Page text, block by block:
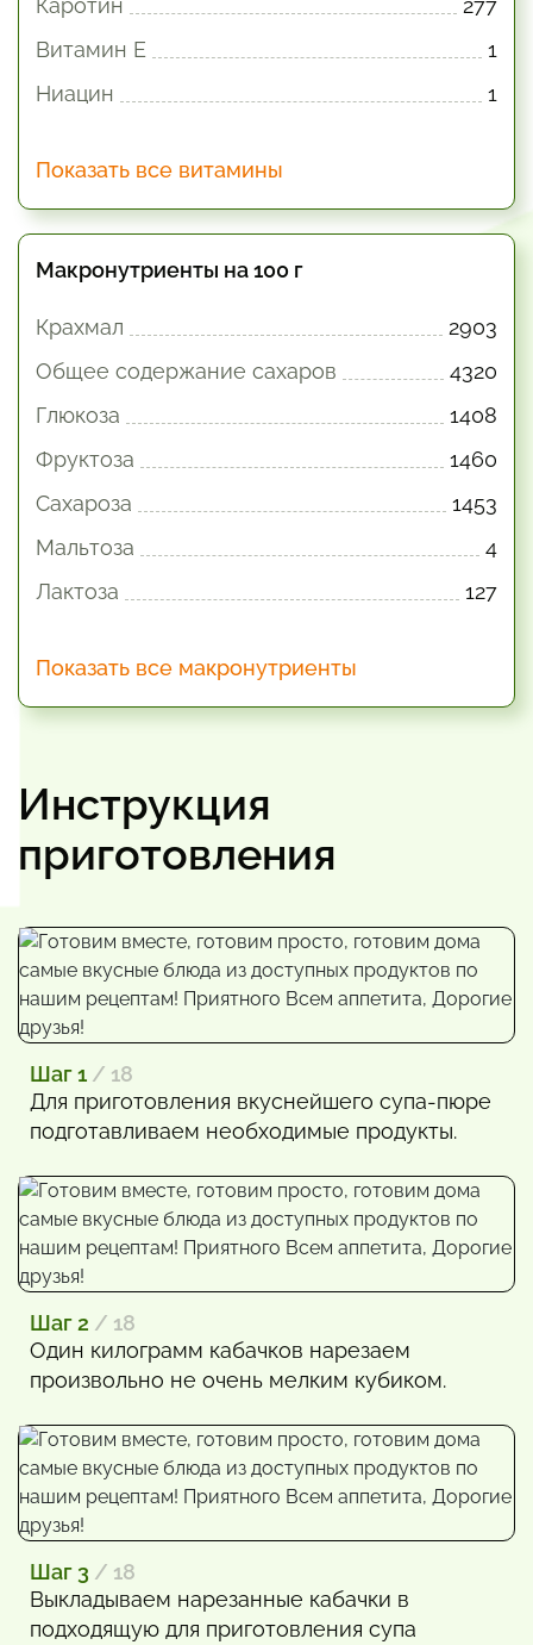
Каротин
277
Витамин E
1
Ниацин
1
Показать все витамины
Макронутриенты на 100 г
Крахмал
2903
Общее содержание сахаров
4320
Глюкоза
1408
Фруктоза
1460
Сахароза
1453
Мальтоза
4
Лактоза
127
Показать все макронутриенты
Инструкция
приготовления
Шаг 1 / 18
Для приготовления вкуснейшего супа-пюре
подготавливаем необходимые продукты.
Шаг 2 / 18
Один килограмм кабачков нарезаем
произвольно не очень мелким кубиком.
Шаг 3 / 18
Выкладываем нарезанные кабачки в
подходящую для приготовления супа